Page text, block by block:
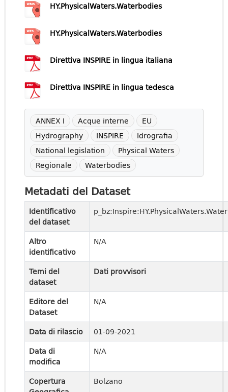
HY.PhysicalWaters.Waterbodies
HY.PhysicalWaters.Waterbodies
Direttiva INSPIRE in lingua italiana
Direttiva INSPIRE in lingua tedesca
ANNEX I Acque interne
EU
Hydrography
INSPIRE
Idrografia
National legislation
Physical Waters
Regionale
Waterbodies
Metadati del Dataset
Identificativo
del dataset
Altro
identificativo
N/A
Temi del
dataset
Dati provvisori
Editore del
Dataset
N/A
Data di rilascio
01-09-2021
Data di
modifica
N/A
Copertura
Bolzano